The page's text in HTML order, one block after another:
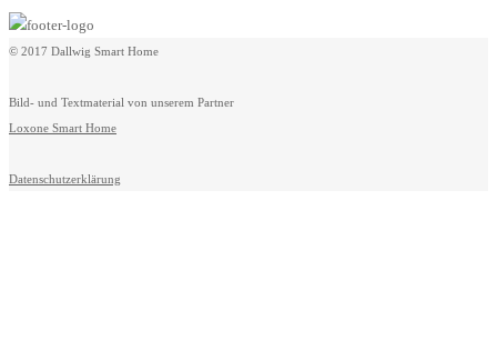
© 2017 Dallwig Smart Home
Bild- und Textmaterial von unserem Partner
Loxone Smart Home
Datenschutzerklärung